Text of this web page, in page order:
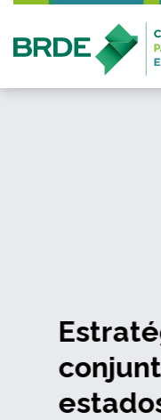
conjunta
estados